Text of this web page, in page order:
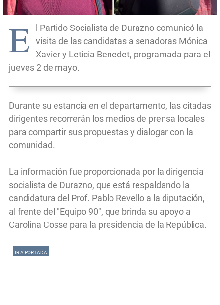
E
l Partido Socialista de Durazno comunicó la
visita de las candidatas a senadoras Mónica
Xavier y Leticia Benedet, programada para el
jueves 2 de mayo.
Durante su estancia en el departamento, las citadas
dirigentes recorrerán los medios de prensa locales
para compartir sus propuestas y dialogar con la
comunidad.
La información fue proporcionada por la dirigencia
socialista de Durazno, que está respaldando la
candidatura del Prof. Pablo Revello a la diputación,
al frente del "Equipo 90", que brinda su apoyo a
Carolina Cosse para la presidencia de la República.
IR A PORTADA